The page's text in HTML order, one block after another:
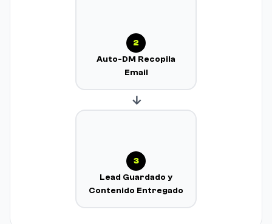
2
Auto-DM Recopila
Email
→
3
Lead Guardado y
Contenido Entregado